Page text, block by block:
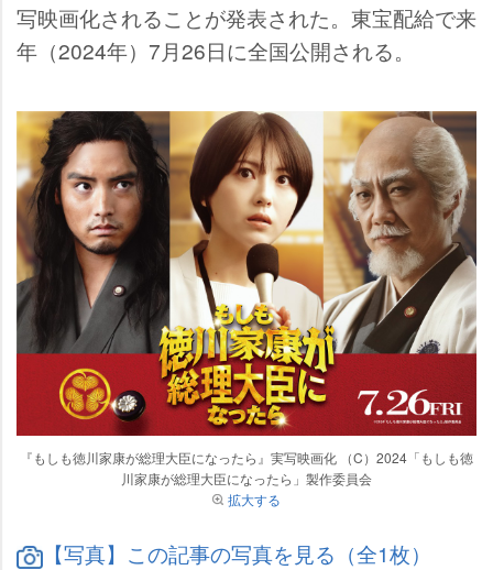
写映画化されることが発表された。東宝配給で来
年（2024年）7月26日に全国公開される。
『もしも徳川家康が総理大臣になったら』実写映画化 （C）2024「もしも徳
川家康が総理大臣になったら」製作委員会
拡大する
【写真】この記事の写真を見る（全1枚）